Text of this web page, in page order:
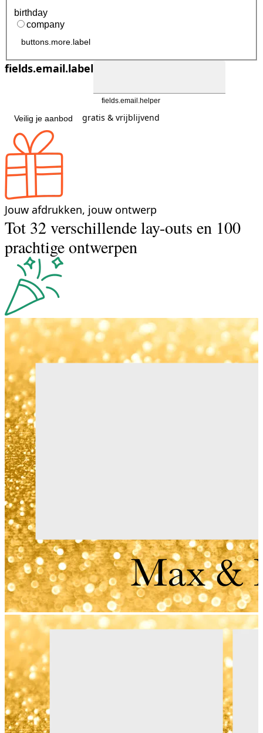
birthday
company
buttons.more.label
fields.email.label
fields.email.helper
Veilig je aanbod gratis & vrijblijvend
Jouw afdrukken, jouw ontwerp
Tot 32 verschillende lay-outs en 100
prachtige ontwerpen